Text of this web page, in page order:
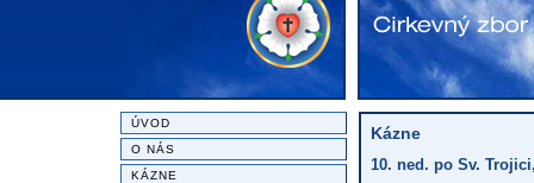
ÚVOD
O NÁS
KÁZNE
Kázne
10. ned. po Sv.